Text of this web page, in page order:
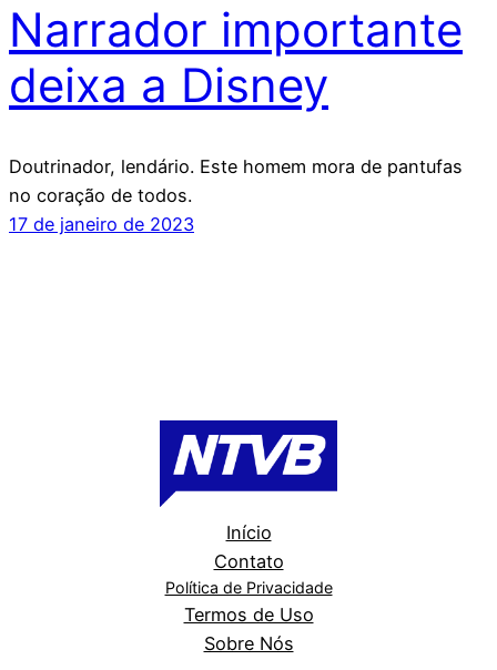
Narrador importante
deixa a Disney
Doutrinador, lendário. Este homem mora de pantufas
no coração de todos.
17 de janeiro de 2023
Início
Contato
Política de Privacidade
Termos de Uso
Sobre Nós